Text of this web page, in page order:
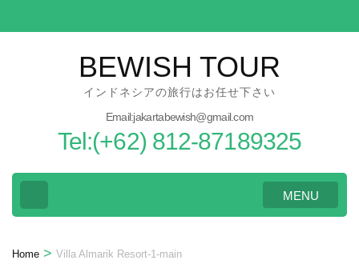
to
BEWISH TOUR
インドネシアの旅行はお任せ下さい
Email:jakartabewish@gmail.com
Tel:(+62) 812-87189325
MENU
Home > Villa Almarik Resort-1-main